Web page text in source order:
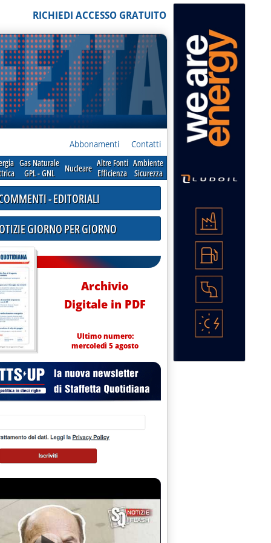
RICHIEDI ACCESSO GRATUITO
Abbonamenti Contatti
Gas Naturale
GPL - GNL
Nucleare Altre Fonti
Efficienza
Ambiente
Sicurezza
del clima'
- EDITORIALI
GIORNO PER GIORNO
Archivio
Digitale in PDF
Ultimo numero:
mercoledì 5 agosto